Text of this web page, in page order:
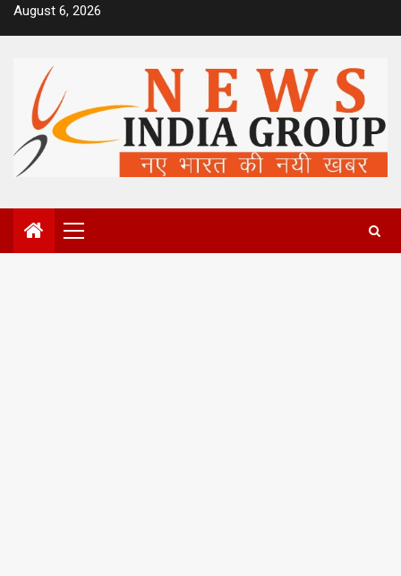
SkipAugust 6, 2026
Primary
Menu